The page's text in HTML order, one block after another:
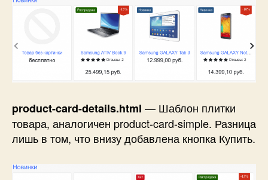
product-card-details.html — Шаблон плитки
товара, аналогичен product-card-simple. Разница
лишь в том, что внизу добавлена кнопка Купить.